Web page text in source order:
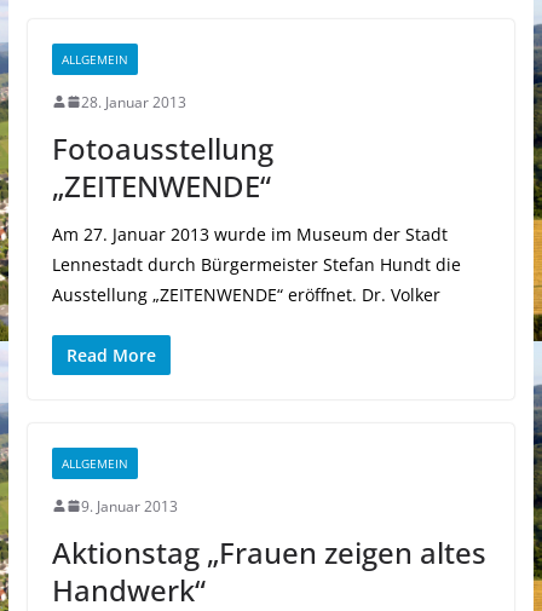
ALLGEMEIN
28. Januar 2013
Fotoausstellung
„ZEITENWENDE“
Am 27. Januar 2013 wurde im Museum der Stadt
Lennestadt durch Bürgermeister Stefan Hundt die
Ausstellung „ZEITENWENDE“ eröffnet. Dr. Volker
Read More
ALLGEMEIN
9. Januar 2013
Aktionstag „Frauen zeigen altes
Handwerk“